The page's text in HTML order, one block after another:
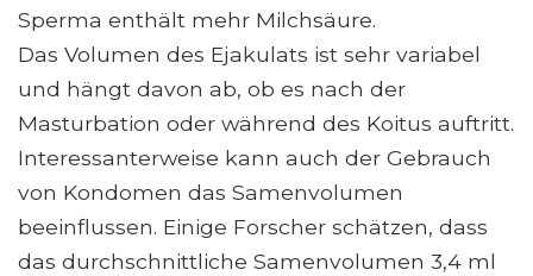
Sperma enthält mehr Milchsäure.
Das Volumen des Ejakulats ist sehr variabel
und hängt davon ab, ob es nach der
Masturbation oder während des Koitus auftritt.
Interessanterweise kann auch der Gebrauch
von Kondomen das Samenvolumen
beeinflussen. Einige Forscher schätzen, dass
das durchschnittliche Samenvolumen 3,4 ml